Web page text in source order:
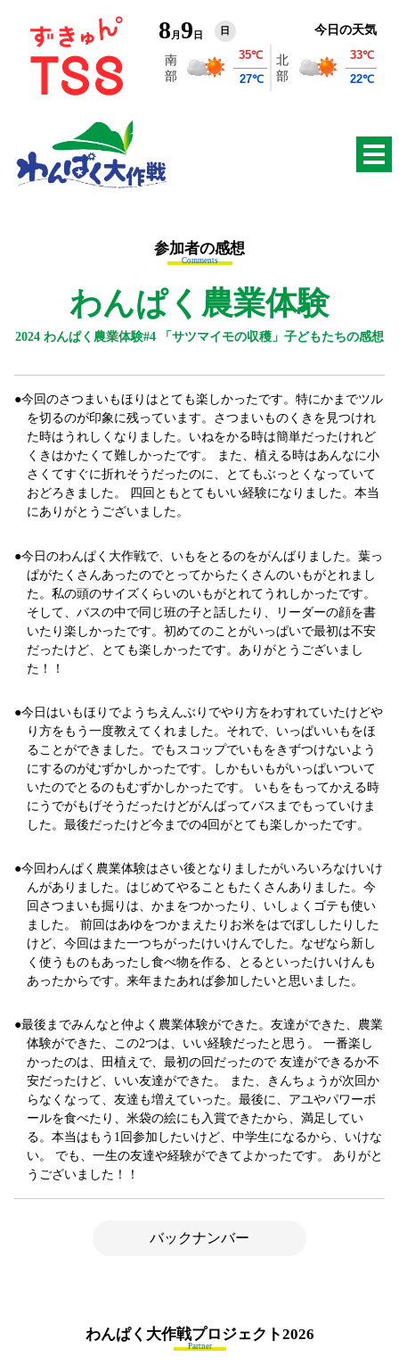
8 月9 日 日 今日の天気
参加者の感想
Comments
わんぱく農業体験
2024 わんぱく農業体験#4 「サツマイモの収穫」子どもたちの感想
今回のさつまいもほりはとても楽しかったです。特にかまでツル
を切るのが印象に残っています。さつまいものくきを見つけれ
た時はうれしくなりました。いねをかる時は簡単だったけれど
くきはかたくて難しかったです。 また、植える時はあんなに小
さくてすぐに折れそうだったのに、とてもぶっとくなっていて
おどろきました。 四回ともとてもいい経験になりました。本当
にありがとうございました。
今日のわんぱく大作戦で、いもをとるのをがんばりました。葉っ
ぱがたくさんあったのでとってからたくさんのいもがとれまし
た。私の頭のサイズくらいのいもがとれてうれしかったです。
そして、バスの中で同じ班の子と話したり、リーダーの顔を書
いたり楽しかったです。初めてのことがいっぱいで最初は不安
だったけど、とても楽しかったです。ありがとうございまし
た！！
今日はいもほりでようちえんぶりでやり方をわすれていたけどや
り方をもう一度教えてくれました。それで、いっぱいいもをほ
ることができました。でもスコップでいもをきずつけないよう
にするのがむずかしかったです。しかもいもがいっぱいついて
いたのでとるのもむずかしかったです。 いもをもってかえる時
にうでがもげそうだったけどがんばってバスまでもっていけま
した。最後だったけど今までの4回がとても楽しかったです。
今回わんぱく農業体験はさい後となりましたがいろいろなけいけ
んがありました。はじめてやることもたくさんありました。今
回さつまいも掘りは、かまをつかったり、いしょくゴテも使い
ました。 前回はあゆをつかまえたりお米をはでぼししたりした
けど、今回はまた一つちがったけいけんでした。なぜなら新し
く使うものもあったし食べ物を作る、とるといったけいけんも
あったからです。来年またあれば参加したいと思いました。
最後までみんなと仲よく農業体験ができた。友達ができた、農業
体験ができた、この2つは、いい経験だったと思う。 一番楽し
かったのは、田植えで、最初の回だったので 友達ができるか不
安だったけど、いい友達ができた。 また、きんちょうが次回か
らなくなって、友達も増えていった。最後に、アユやパワーボ
ールを食べたり、米袋の絵にも入賞できたから、満足してい
る。本当はもう1回参加したいけど、中学生になるから、いけな
い。 でも、一生の友達や経験ができてよかったです。 ありがと
うございました！！
バックナンバー
わんぱく大作戦プロジェクト2026
Partner